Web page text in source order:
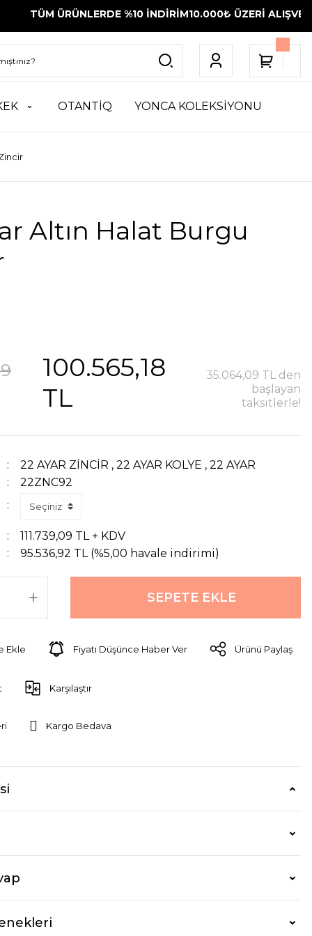
%10 İNDİRİM10.000₺ ÜZERİ
OTANTİQ YONCA KOLEKSİYONU
Altın Halat Burgu
100.565,18
TL
35.064,09 TL den
başlayan
taksitlerle!
22 AYAR ZİNCİR , 22 AYAR KOLYE , 22 AYAR
22ZNC92
111.739,09 TL + KDV
95.536,92 TL (%5,00 havale indirimi)
SEPETE EKLE
Fiyatı Düşünce Haber Ver Ürünü Paylaş
Karşılaştır
Kargo Bedava